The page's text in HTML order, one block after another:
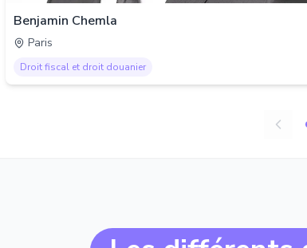
Benjamin Chemla
Paris
Droit fiscal et droit douanier